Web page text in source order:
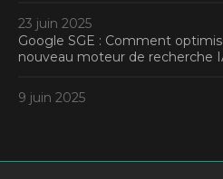
23 juin 2025
Google SGE : Comment
nouveau moteur de recherche
9 juin 2025